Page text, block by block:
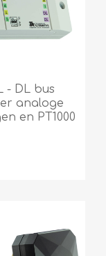
- DL bus
analoge
en PT1000